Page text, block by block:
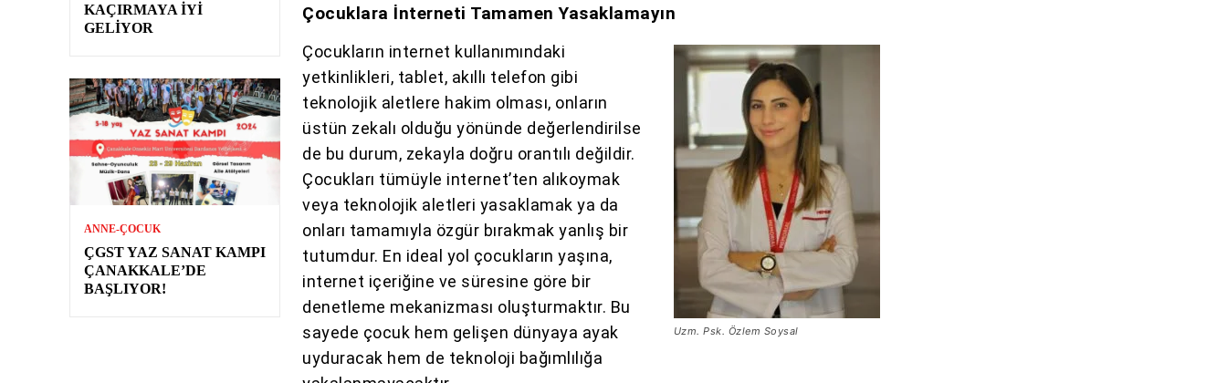
KAÇIRMAYA İYI
GELIYOR
ANNE-ÇOCUK
ÇGST YAZ SANAT KAMPI
ÇANAKKALE’DE
BAŞLIYOR!
Çocuklara İnterneti Tamamen Yasaklamayın
Uzm. Psk. Özlem Soysal
Çocukların internet kullanımındaki
yetkinlikleri, tablet, akıllı telefon gibi
teknolojik aletlere hakim olması, onların
üstün zekalı olduğu yönünde değerlendirilse
de bu durum, zekayla doğru orantılı değildir.
Çocukları tümüyle internet’ten alıkoymak
veya teknolojik aletleri yasaklamak ya da
onları tamamıyla özgür bırakmak yanlış bir
tutumdur. En ideal yol çocukların yaşına,
internet içeriğine ve süresine göre bir
denetleme mekanizması oluşturmaktır. Bu
sayede çocuk hem gelişen dünyaya ayak
uyduracak hem de teknoloji bağımlılığa